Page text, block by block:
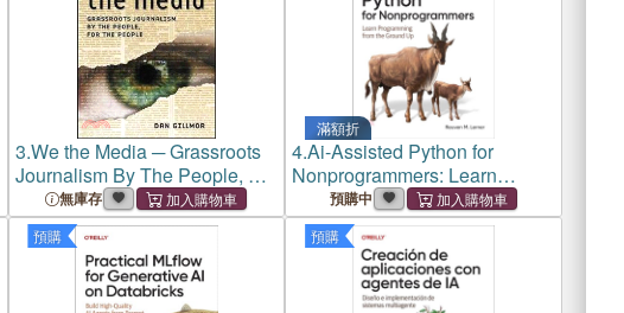
3.We the Media ─ Grassroots
Journalism By The People, For
the People
無庫存
滿額折
4.Ai-Assisted Python for
Nonprogrammers: Learn
Programming from the Ground
Up
預購中
預購 預購